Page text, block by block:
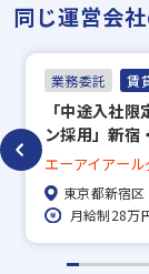
同じ運営会
業務委託 賃
「中途入社
ン採用」新宿
未経験歓迎!／
1,000万可能
エーアイアー
東京都新宿区
月給制28万